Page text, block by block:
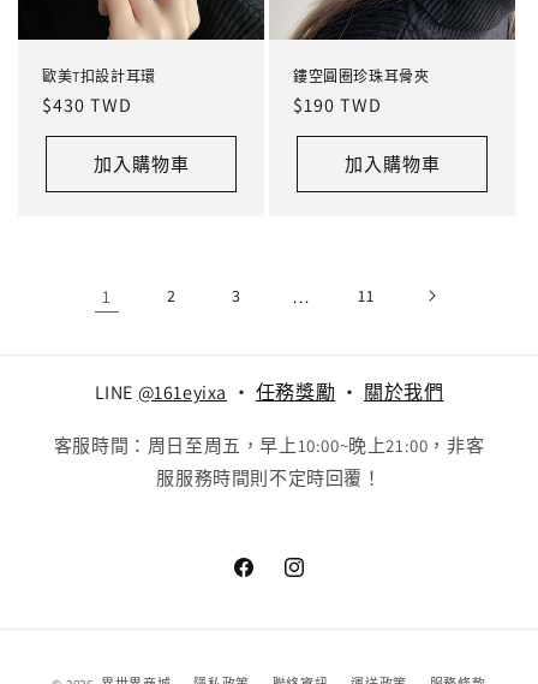
歐美T扣設計耳環
定
價
$430 TWD
加入購物車
鏤空圓圈珍珠耳骨夾
定
價
$190 TWD
加入購物車
1 2 3 … 11
LINE @161eyixa ‧ 任務獎勵 ‧ 關於我們
客服時間：周日至周五，早上10:00~晚上21:00，非客
服服務時間則不定時回覆！
FacebookInstagram